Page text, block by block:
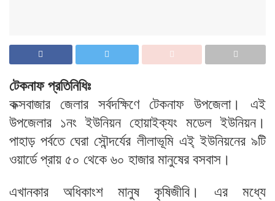
টেকনাফ প্রতিনিধিঃ
কক্সবাজার জেলার সর্বদক্ষিণে টেকনাফ উপজেলা। এই
উপজেলার ১নং ইউনিয়ন হোয়াইক্যং মডেল ইউনিয়ন।
পাহাড় পর্বতে ঘেরা সৌন্দর্যের লীলাভূমি এই্ ইউনিয়নের ৯টি
ওয়ার্ডে প্রায় ৫০ থেকে ৬০ হাজার মানুষের বসবাস।
এখানকার অধিকাংশ মানুষ কৃষিজীবি। এর মধ্যে